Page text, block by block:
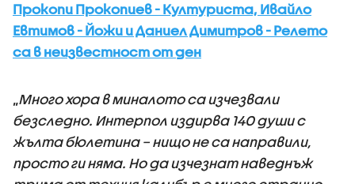
Прокопи Прокопиев - Културиста, Ивайло
Евтимов - Йожи и Даниел Димитров - Релето
са в неизвестност от ден
„Много хора в миналото са изчезвали
безследно. Интерпол издирва 140 души с
жълта бюлетина – нищо не са направили,
просто ги няма. Но да изчезнат наведнъж